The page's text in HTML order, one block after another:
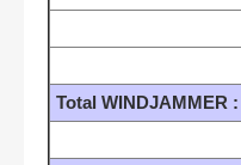
Total WINDJAMMER